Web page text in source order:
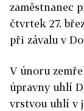
zaměstnanec
čtvrtek 27.
při závalu v
V únoru
úpravny uhlí
vrstvou uhlí v